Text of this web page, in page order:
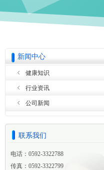
新闻中心
健康知识
行业资讯
公司新闻
联系我们
电话：0592-3322788
传真：0592-3322799